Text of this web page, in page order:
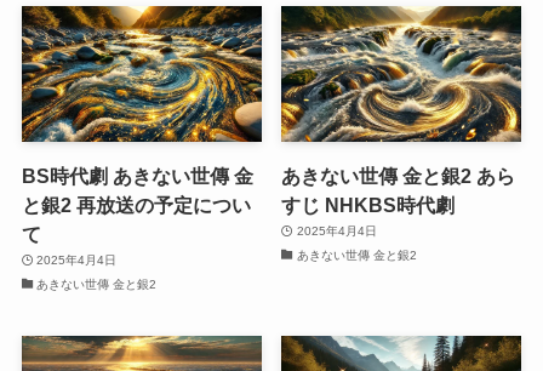
BS時代劇 あきない世傳 金
と銀2 再放送の予定につい
て
2025年4月4日
あきない世傳 金と銀2
あきない世傳 金と銀2 あら
すじ NHKBS時代劇
2025年4月4日
あきない世傳 金と銀2